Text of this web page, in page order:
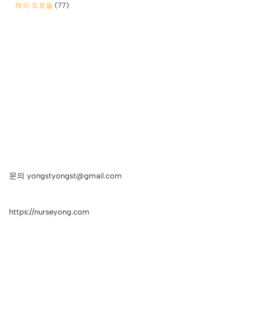
해외 프로필 (77)
문의 yongstyongst@gmail.com
https://nurseyong.com